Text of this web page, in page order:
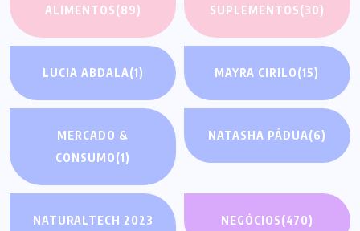
ALIMENTOS(89)
SUPLEMENTOS(30)
LUCIA ABDALA(1) MAYRA CIRILO(15)
MERCADO &
CONSUMO(1)
NATASHA PÁDUA(6)
NATURALTECH 2023
NEGÓCIOS(470)